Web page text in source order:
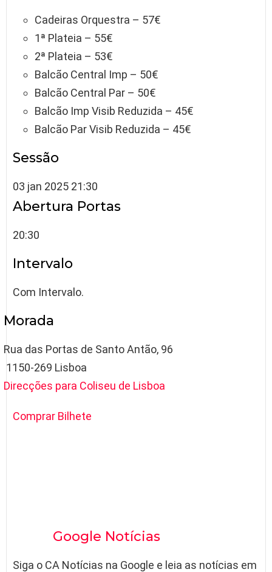
Cadeiras Orquestra – 57€
1ª Plateia – 55€
2ª Plateia – 53€
Balcão Central Imp – 50€
Balcão Central Par – 50€
Balcão Imp Visib Reduzida – 45€
Balcão Par Visib Reduzida – 45€
Sessão
03 jan 2025 21:30
Abertura Portas
20:30
Intervalo
Com Intervalo.
Morada
Rua das Portas de Santo Antão, 96
1150-269 Lisboa
Direcções para Coliseu de Lisboa
Comprar Bilhete
Google Notícias
Siga o CA Notícias na Google e leia as notícias em